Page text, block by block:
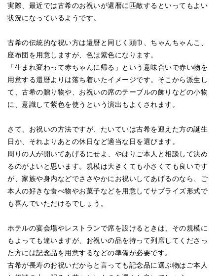
実際、最近では古希のお祝いが還暦に匹敵するといってもよい
状況になっているようです。
古希の伝統的な祝い方は還暦と同じく頭巾、ちゃんちゃんこ、
座布団を用意しますが、色は紫色になります。
「生まれ変わって赤ちゃんに帰る」という意味合いで赤い物を
用意する還暦よりは落ち着いたイメージです。そこから派生し
て、古希の贈り物や、お祝いの席のテーブルの飾りなどの小物
に、意識して紫色を使うという演出もよくされます。
さて、お祝いの方法ですが、たいていは古希を迎えた方の誕生
日か、それよりあとの休日など適当な日を選びます。
周りの人が開いてあげるにせよ、やはりご本人と相談して決め
るのがよいと思います。規模は大きくても小さくても良いです
が、家族や身内などでささやかにお祝いしてあげるのなら、ご
本人の好きな食べ物やお菓子などを用意してサプライズ形式で
も喜んでいただけるでしょう。
ホテルの宴会場やレストランで席を設けるときは、その規模に
もよっても違いますが、お祝いの品を持って列席してくださっ
た方には記念品を用意するなどの準備が必要です。
古希が長寿のお祝いだからと言っても記念品に選ぶ物はご本人